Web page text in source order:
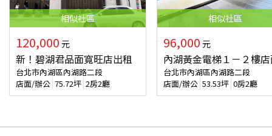
相似社區
120,000 元
新！碧湖君品面寬旺店出租
台北市內湖區內湖路二段
店面/辦公 75.72坪 2房2廳
相似社區
96,000 元
內湖黃金電梯１－２樓
台北市內湖區內湖路二段
店面/辦公 53.53坪 0房2廳